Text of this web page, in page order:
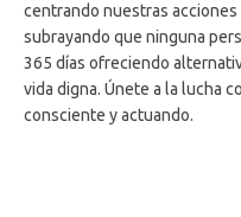
centrando nuestras
subrayando que ninguna
365 días ofreciendo
vida digna. Únete a la lucha
consciente y actuando.